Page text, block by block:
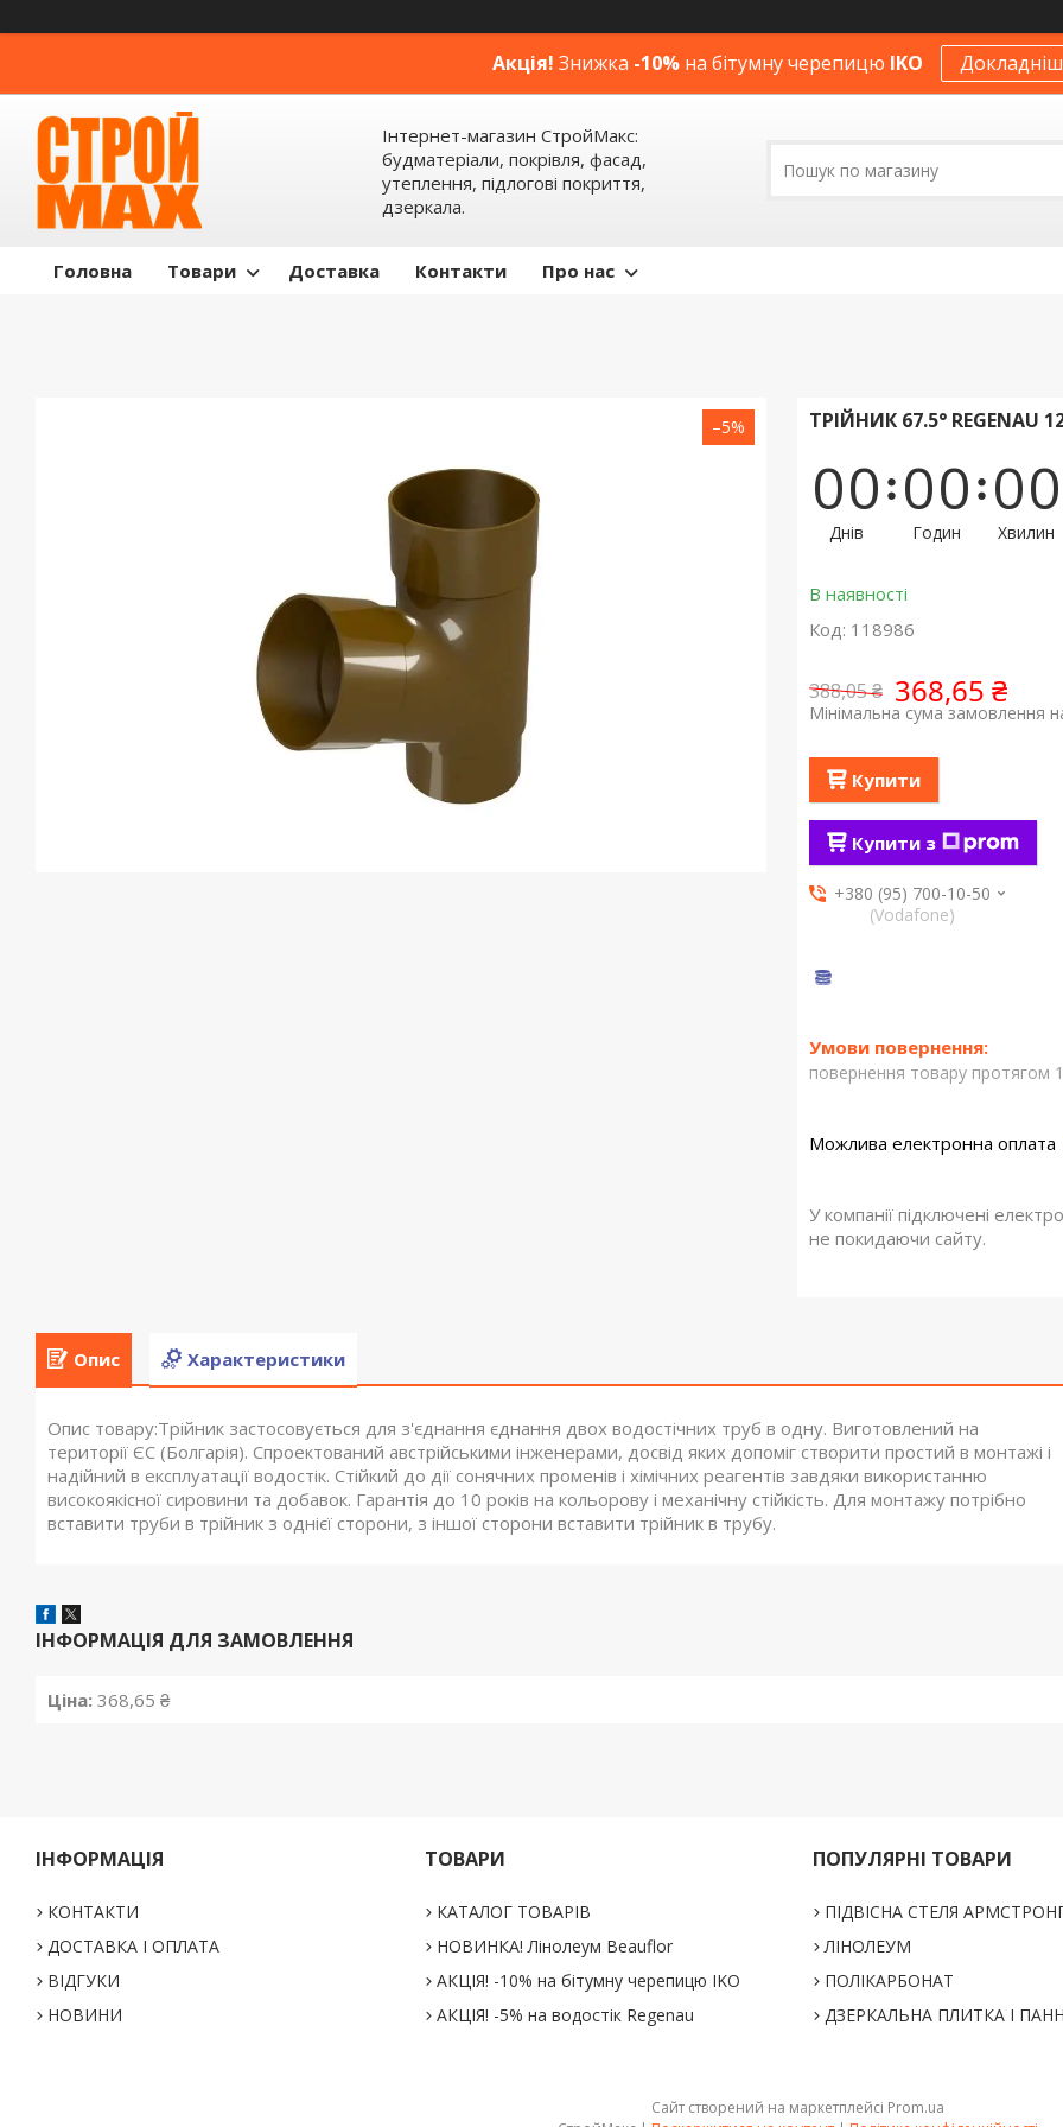
Акція! Знижка -10%на бітумну черепицю IKO
Інтернет-магазин СтройМакс:
будматеріали, покрівля, фасад,
утеплення, підлогові покриття,
дзеркала.
Головна Товари Доставка Контакти Про нас
–5% ТРІЙНИК 67.5° REGENAU
00
Днів
00
Годин
00
Хвилин
В наявності
Код: 118986
388,05 ₴ 368,65 ₴
Мінімальна сума замовлення
Купити
Купити з
+380 (95) 700-10-50
(Vodafone)
повернення товару протягом
У компанії підключені
не покидаючи сайту.
Опис Характеристики
Опис товару:Трійник застосовується для з'єднання єднання двох водостічних труб в одну. Виготовлений на
території ЄС (Болгарія). Спроектований австрійськими інженерами, досвід яких допоміг створити простий в монтажі і
надійний в експлуатації водостік. Стійкий до дії сонячних променів і хімічних реагентів завдяки використанню
високоякісної сировини та добавок. Гарантія до 10 років на кольорову і механічну стійкість. Для монтажу потрібно
вставити труби в трійник з однієї сторони, з іншої сторони вставити трійник в трубу.
ІНФОРМАЦІЯ ДЛЯ ЗАМОВЛЕННЯ
Ціна: 368,65 ₴
ІНФОРМАЦІЯ
КОНТАКТИ
ДОСТАВКА І ОПЛАТА
ВІДГУКИ
НОВИНИ
ТОВАРИ
КАТАЛОГ ТОВАРІВ
НОВИНКА! Лінолеум Beauflor
АКЦІЯ! -10% на бітумну черепицю IKO
АКЦІЯ! -5% на водостік Regenau
ПОПУЛЯРНІ ТОВАРИ
ПІДВІСНА СТЕЛЯ
ЛІНОЛЕУМ
ПОЛІКАРБОНАТ
ДЗЕРКАЛЬНА ПЛИТКА І
Сайт створений на маркетплейсі Prom.ua